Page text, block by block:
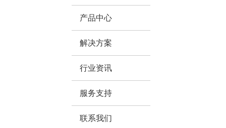
产品中心
解决方案
行业资讯
服务支持
联系我们